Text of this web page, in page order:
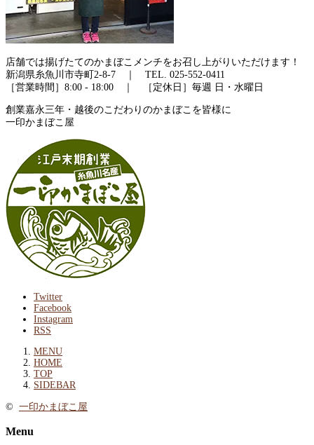
店舗では揚げたてのかまぼこメンチをお召し上がりいただけます！
新潟県糸魚川市寺町2-8-7 ｜ TEL. 025-552-0411
［営業時間］8:00 - 18:00 ｜ ［定休日］毎週 日・水曜日
創業嘉永三年・越後のこだわりのかまぼこを皆様に
一印かまぼこ屋
Twitter
Facebook
Instagram
RSS
MENU
HOME
TOP
SIDEBAR
© 一印かまぼこ屋
Menu